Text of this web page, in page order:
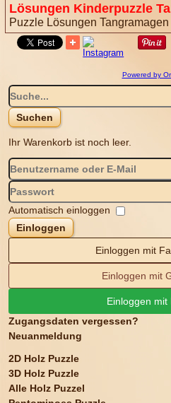
Lösungen Kinderpuzzle
Puzzle LösungenTangramagen
Powered by
Ihr Warenkorb ist noch leer.
Automatisch einloggen
Einloggen
Einloggen mit
Einloggen mit
Einloggen mit
Zugangsdaten vergessen?
Neuanmeldung
2D Holz Puzzle
3D Holz Puzzle
Alle Holz Puzzel